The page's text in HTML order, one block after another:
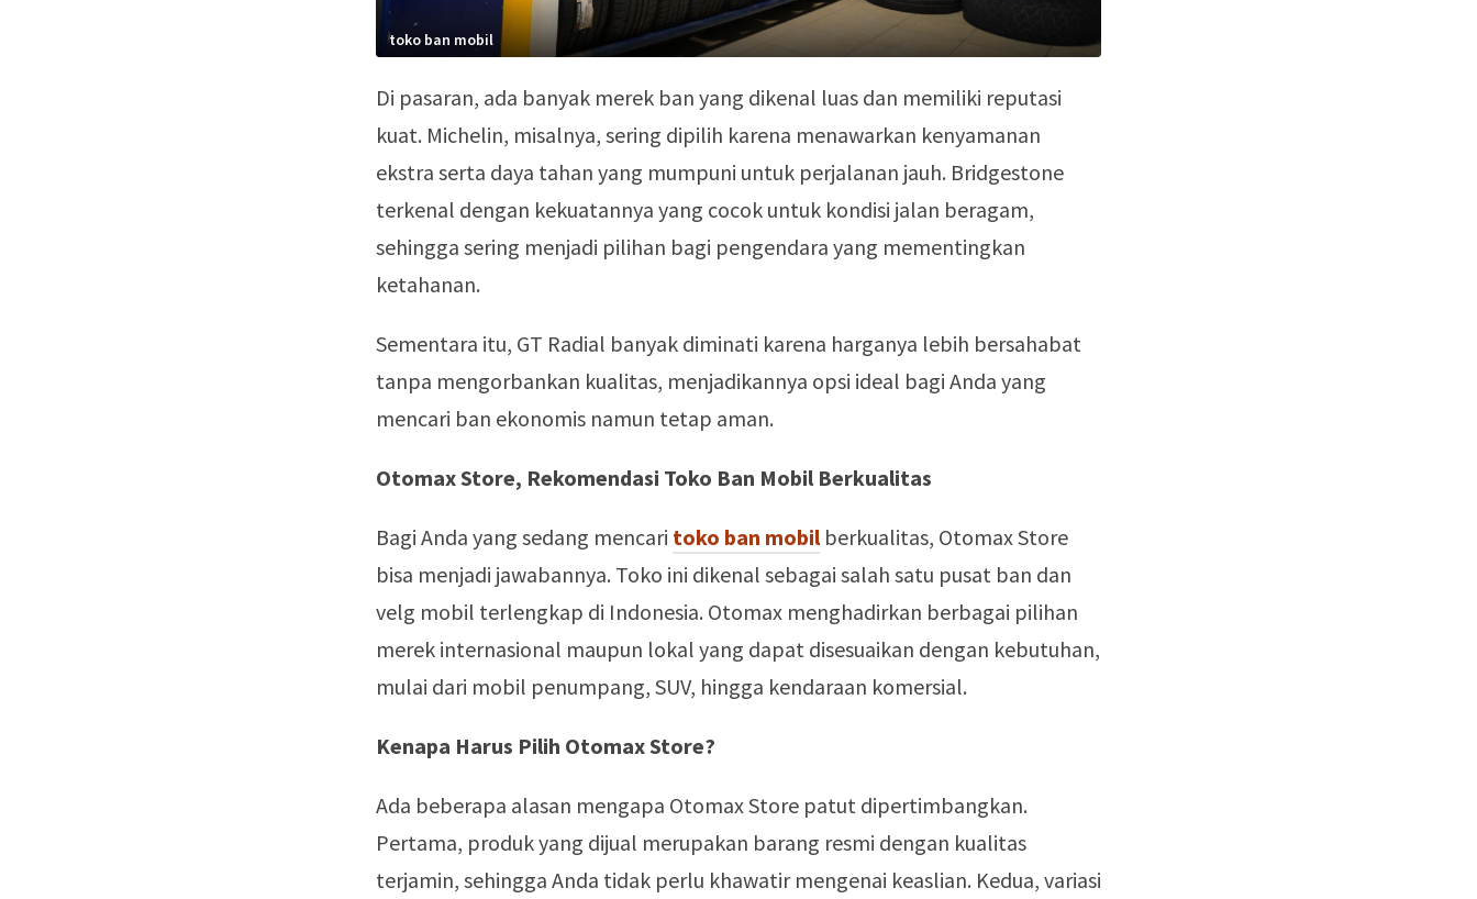
toko ban mobil
Di pasaran, ada banyak merek ban yang dikenal luas dan memiliki reputasi
kuat. Michelin, misalnya, sering dipilih karena menawarkan kenyamanan
ekstra serta daya tahan yang mumpuni untuk perjalanan jauh. Bridgestone
terkenal dengan kekuatannya yang cocok untuk kondisi jalan beragam,
sehingga sering menjadi pilihan bagi pengendara yang mementingkan
ketahanan.
Sementara itu, GT Radial banyak diminati karena harganya lebih bersahabat
tanpa mengorbankan kualitas, menjadikannya opsi ideal bagi Anda yang
mencari ban ekonomis namun tetap aman.
Otomax Store, Rekomendasi Toko Ban Mobil Berkualitas
Bagi Anda yang sedang mencari toko ban mobilberkualitas, Otomax Store
bisa menjadi jawabannya. Toko ini dikenal sebagai salah satu pusat ban dan
velg mobil terlengkap di Indonesia. Otomax menghadirkan berbagai pilihan
merek internasional maupun lokal yang dapat disesuaikan dengan kebutuhan,
mulai dari mobil penumpang, SUV, hingga kendaraan komersial.
Kenapa Harus Pilih Otomax Store?
Ada beberapa alasan mengapa Otomax Store patut dipertimbangkan.
Pertama, produk yang dijual merupakan barang resmi dengan kualitas
terjamin, sehingga Anda tidak perlu khawatir mengenai keaslian. Kedua, variasi